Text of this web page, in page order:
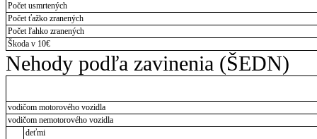
Počet usmrtených
Počet ťažko zranených
Počet ľahko zranených
Škoda v 10€
Nehody podľa zavinenia (ŠEDN)
vodičom motorového vozidla
vodičom nemotorového vozidla
deťmi